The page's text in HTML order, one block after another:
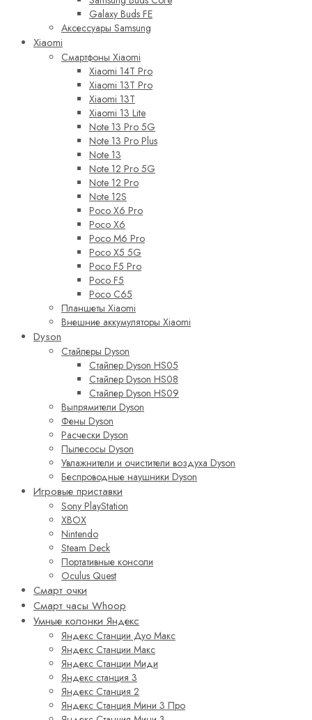
Galaxy Buds FE
Аксессуары Samsung
Xiaomi
Смартфоны Xiaomi
Xiaomi 14T Pro
Xiaomi 13T Pro
Xiaomi 13T
Xiaomi 13 Lite
Note 13 Pro 5G
Note 13 Pro Plus
Note 13
Note 12 Pro 5G
Note 12 Pro
Note 12S
Poco X6 Pro
Poco X6
Poco M6 Pro
Poco X5 5G
Poco F5 Pro
Poco F5
Poco C65
Планшеты Xiaomi
Внешние аккумуляторы Xiaomi
Dyson
Стайлеры Dyson
Стайлер Dyson HS05
Стайлер Dyson HS08
Стайлер Dyson HS09
Выпрямители Dyson
Фены Dyson
Расчески Dyson
Пылесосы Dyson
Увлажнители и очистители воздуха Dyson
Беспроводные наушники Dyson
Игровые приставки
Sony PlayStation
XBOX
Nintendo
Steam Deck
Портативные консоли
Oculus Quest
Смарт очки
Смарт часы Whoop
Умные колонки Яндекс
Яндекс Станции Дуо Макс
Яндекс Станции Макс
Яндекс Станции Миди
Яндекс станция 3
Яндекс Станция 2
Яндекс Станция Мини 3 Про